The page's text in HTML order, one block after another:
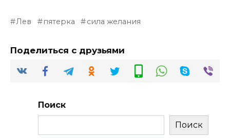
Лев пятерка сила желания
Поделиться с друзьями
Поиск
Поиск